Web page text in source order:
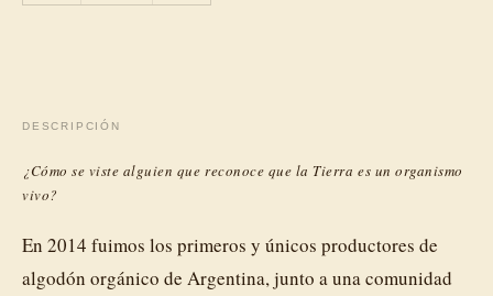
DESCRIPCIÓN
¿Cómo se viste alguien que reconoce que la Tierra es un organismo
vivo?
En 2014 fuimos los primeros y únicos productores de
algodón orgánico de Argentina, junto a una comunidad